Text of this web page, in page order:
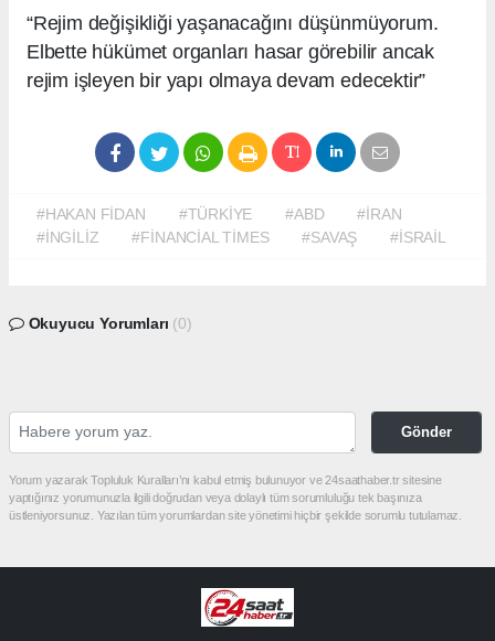
“Rejim değişikliği yaşanacağını düşünmüyorum.
Elbette hükümet organları hasar görebilir ancak
rejim işleyen bir yapı olmaya devam edecektir”
#HAKAN FİDAN #TÜRKİYE #ABD
#İRAN
#İNGİLİZ
#FİNANCİAL TİMES #SAVAŞ #İSRAİL
Okuyucu Yorumları (0)
Gönder
Yorum yazarak Topluluk Kuralları’nı kabul etmiş bulunuyor ve 24saathaber.tr sitesine
yaptığınız yorumunuzla ilgili doğrudan veya dolaylı tüm sorumluluğu tek başınıza
üstleniyorsunuz. Yazılan tüm yorumlardan site yönetimi hiçbir şekilde sorumlu tutulamaz.